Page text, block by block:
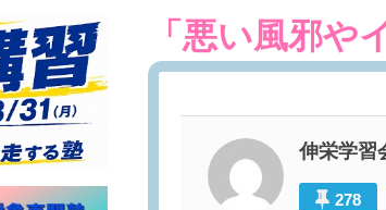
「悪い風邪や
伸栄学習
278